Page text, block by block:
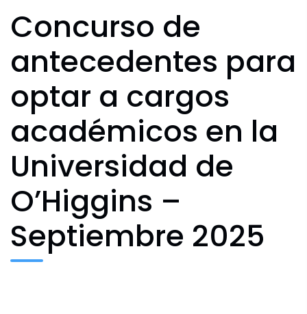
Concurso de
antecedentes para
optar a cargos
académicos en la
Universidad de
O’Higgins –
Septiembre 2025